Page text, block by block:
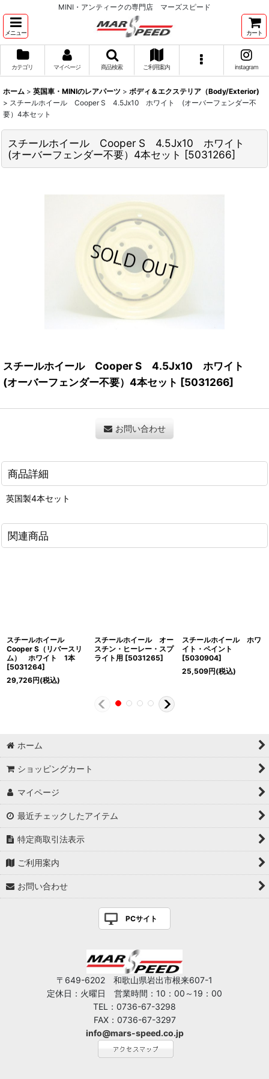
MINI・アンティークの専門店 マーズスピード
メニュー カート
カテゴリ マイページ 商品検索 ご利用案内 instagram
ホーム > 英国車・MINIのレアパーツ > ボディ＆エクステリア（Body/Exterior)
> スチールホイール Cooper S 4.5Jx10 ホワイト (オーバーフェンダー不
要）4本セット
スチールホイール Cooper S 4.5Jx10 ホワイト
(オーバーフェンダー不要）4本セット [5031266]
スチールホイール Cooper S 4.5Jx10 ホワイト
(オーバーフェンダー不要）4本セット [5031266]
お問い合わせ
商品詳細
英国製4本セット
関連商品
スチールホイール
Cooper S（リバースリ
ム） ホワイト 1本
[5031264]
29,726円(税込)
スチールホイール オー
スチン・ヒーレー・スプ
ライト用 [5031265]
スチールホイール ホワ
イト・ペイント
[5030904]
25,509円(税込)
ホーム
ショッピングカート
マイページ
最近チェックしたアイテム
特定商取引法表示
ご利用案内
お問い合わせ
PCサイト
〒649-6202 和歌山県岩出市根来607-1
定休日：火曜日 営業時間：10：00～19：00
TEL：0736-67-3298
FAX：0736-67-3297
info@mars-speed.co.jp